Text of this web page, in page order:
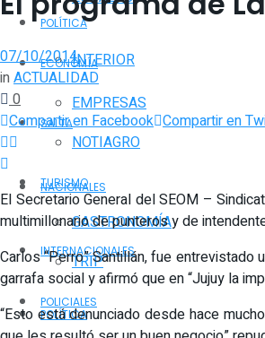
POLÍTICA
ECONOMÍA
EMPRESAS
NOTIAGRO
TURISMO
GASTRONOMÍA
TRIP
POLICIALES
INTERIOR
SALTA
NACIONALES
INTERNACIONALES
POLÍTICA
07/10/2014
inACTUALIDAD
0
Compartir en Facebook Compartir en
El Secretario General del SEOM –
multimillonario de punteros y de
Carlos “Perro” Santillán, fue
garrafa social y afirmó que en “Jujuy la
“Esto está denunciado desde hace